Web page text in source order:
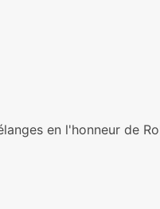
en l'honneur de